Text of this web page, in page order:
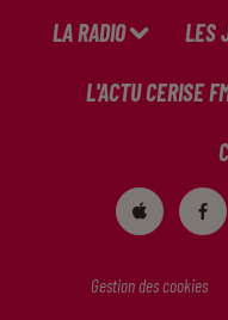
LA RADIO LES
L'ACTU CERISE
Gestion des cookies